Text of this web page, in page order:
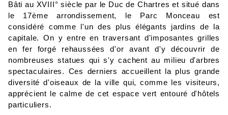
Bâti au XVIII° siècle par le Duc de Chartres et situé dans
le 17ème arrondissement, le Parc Monceau est
considéré comme l'un des plus élégants jardins de la
capitale. On y entre en traversant d'imposantes grilles
en fer forgé rehaussées d'or avant d'y découvrir de
nombreuses statues qui s'y cachent au milieu d'arbres
spectaculaires. Ces derniers accueillent la plus grande
diversité d'oiseaux de la ville qui, comme les visiteurs,
apprécient le calme de cet espace vert entouré d'hôtels
particuliers.